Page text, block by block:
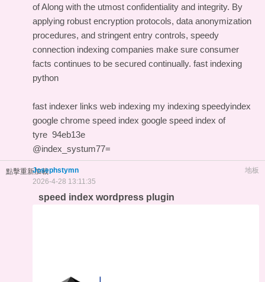
of Along with the utmost confidentiality and integrity. By
applying robust encryption protocols, data anonymization
procedures, and stringent entry controls, speedy
connection indexing companies make sure consumer
facts continues to be secured continually. fast indexing
python
fast indexer links web indexing my indexing speedyindex
google chrome speed index google speed index of
tyre 94eb13e
@index_systum77=
點擊重新加載 地板
Josephstymn
2026-4-28 13:11:35
speed index wordpress plugin